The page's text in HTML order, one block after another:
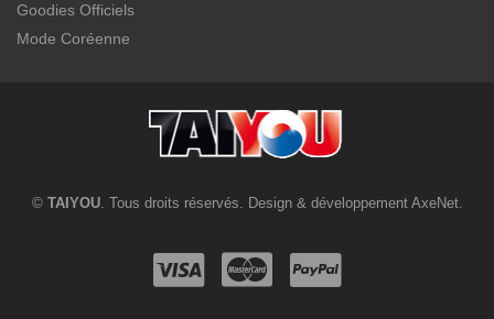
Goodies Officiels
Mode Coréenne
© TAIYOU. Tous droits réservés. Design & développement AxeNet.